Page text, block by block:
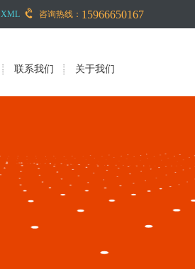
XML 咨询热线： 15966650167
联系我们 关于我们